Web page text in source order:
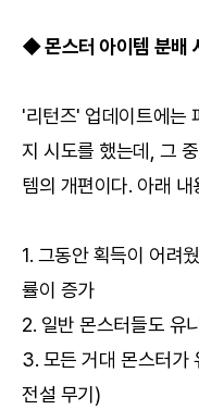
◆ 몬스터 아이템 분배
'리턴즈' 업데이트에는
지 시도를 했는데, 그
템의 개편이다. 아래
1. 그동안 획득이 어려
률이 증가
2. 일반 몬스터들도 유
3. 모든 거대 몬스터가
전설 무기)